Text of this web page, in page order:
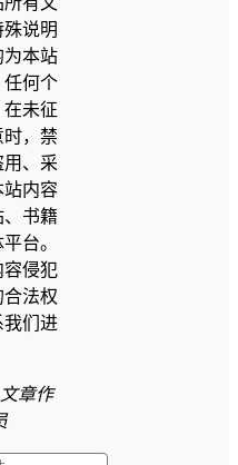
说明
为本站
任何个
在未征
，禁
用、采
站内容
、书籍
台。
容侵犯
合法权
我们进
文章作